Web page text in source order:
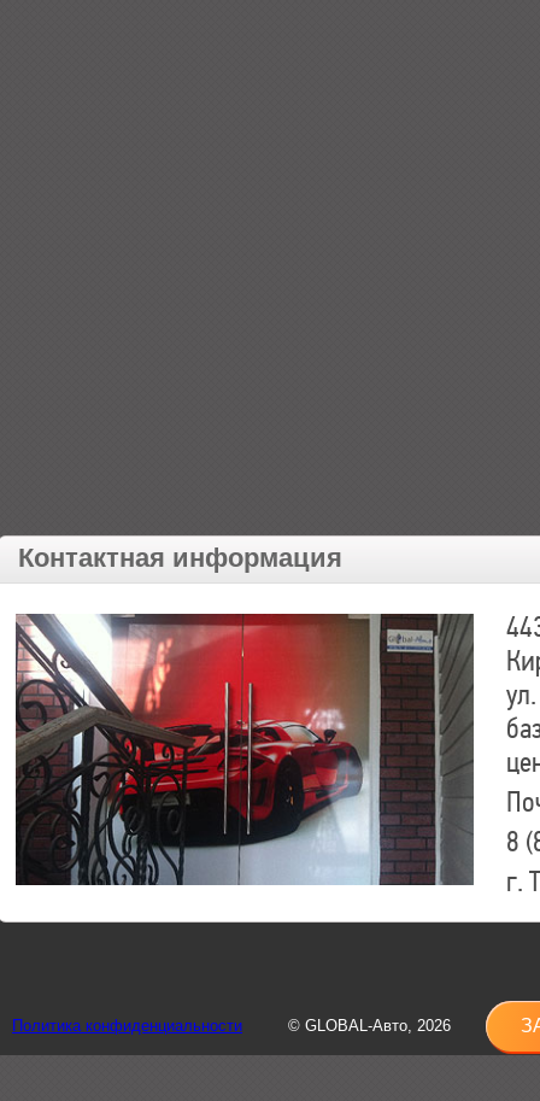
Контактная информация
8
г.
8
Политика конфиденциальности © GLOBAL-Авто, 2026